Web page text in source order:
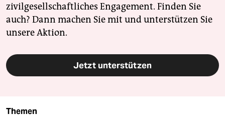
zivilgesellschaftliches Engagement. Finden Sie
auch? Dann machen Sie mit und unterstützen Sie
unsere Aktion.
Jetzt unterstützen
Themen